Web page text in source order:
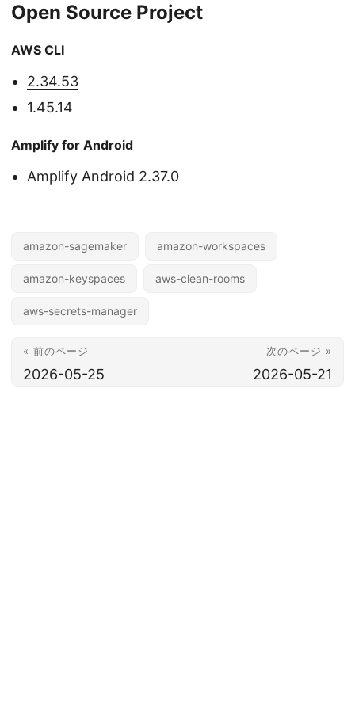
Open Source Project
AWS CLI
2.34.53
1.45.14
Amplify for Android
Amplify Android 2.37.0
amazon-sagemaker amazon-workspaces
amazon-keyspaces aws-clean-rooms
aws-secrets-manager
« 前のページ
2026-05-25
次のページ »
2026-05-21